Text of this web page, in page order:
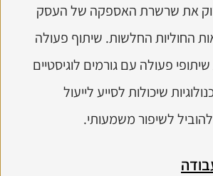
את שרשרת האספקה של העסק
החוליות החלשות. שיתוף פעולה
פעולה עם גורמים לוגיסטיים
שיכולות לסייע לייעול
לשיפור משמעותי.